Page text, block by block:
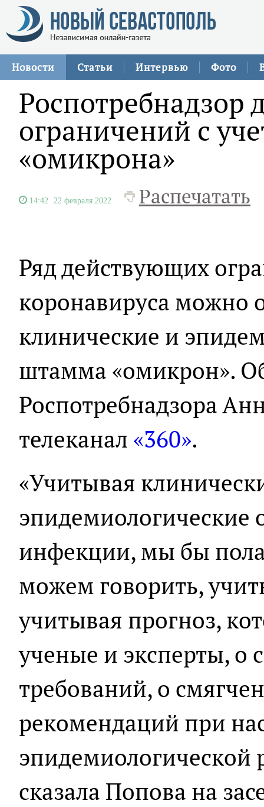
Новости Статьи Интервью Фото
Роспотребнадзор
ограничений с
«омикрона»
14:42 22 февраля 2022 Распечатать
Ряд действующих
коронавируса можно
клинические и
штамма «омикрон».
Роспотребнадзора
телеканал «360».
«Учитывая
эпидемиологические
инфекции, мы бы
можем говорить,
учитывая прогноз,
ученые и эксперты, о
требований, о
рекомендаций при
эпидемиологической
сказала Попова на